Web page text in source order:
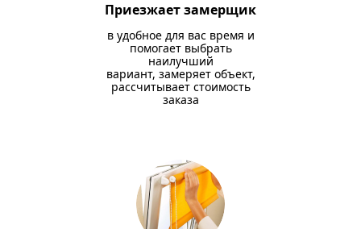
Приезжает замерщик
в удобное для вас время и
помогает выбрать
наилучший
вариант, замеряет объект,
рассчитывает стоимость
заказа